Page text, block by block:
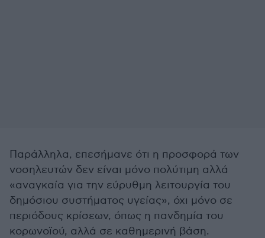
Παράλληλα, επεσήμανε ότι η προσφορά των
νοσηλευτών δεν είναι μόνο πολύτιμη αλλά
«αναγκαία για την εύρυθμη λειτουργία του
δημόσιου συστήματος υγείας», όχι μόνο σε
περιόδους κρίσεων, όπως η πανδημία του
κορωνοϊού, αλλά σε καθημερινή βάση.